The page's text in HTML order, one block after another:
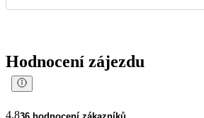
Hodnocení zájezdu
4.836 hodnocení zákazníků